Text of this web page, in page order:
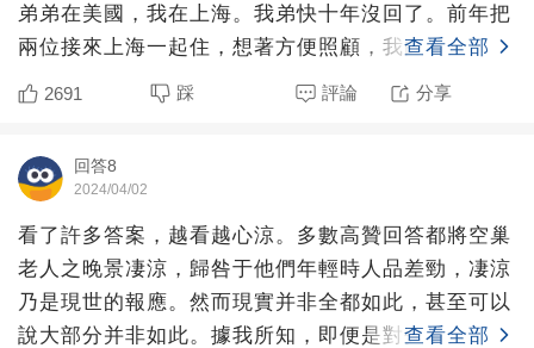
弟弟在美國，我在上海。我弟快十年沒回了。前年把
兩位接來上海一起住，想著方便照顧，我白天上班，
晚上回家給
查看全部
2691 踩 評論 分享
回答8
2024/04/02
看了許多答案，越看越心涼。多數高贊回答都將空巢
老人之晚景凄涼，歸咎于他們年輕時人品差勁，凄涼
乃是現世的報應。然而現實并非全都如此，甚至可以
說大部分并非如此。據我所知，即便是對旁人、對子
查看全部